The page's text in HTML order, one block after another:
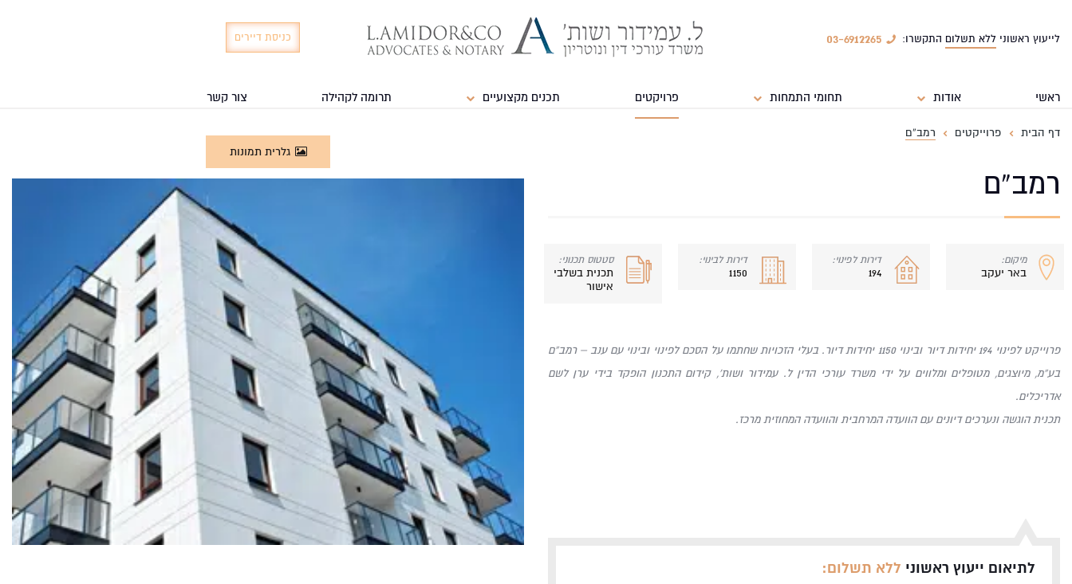
לייעוץ ראשוני ללא תשלום התקשרו: 03-6912265 כניסת דיירים
ראשי אודות תחומי התמחות פרויקטים תכנים מקצועיים תרומה לקהילה צור קשר
דף הבית פרוייקטים רמב”ם
רמב”ם
מיקום:
באר יעקב
דירות לפינוי:
194
דירות לבינוי:
1150
סטטוס תכנוני:
תכנית בשלבי
אישור
פרוייקט לפינוי 194 יחידות דיור ובינוי 1150 יחידות דיור. בעלי הזכויות שחתמו על הסכם לפינוי ובינוי עם ענב – רמב”ם
בע”מ, מיוצגים, מטופלים ומלווים על ידי משרד עורכי הדין ל. עמידור ושות’, קידום התכנון הופקד בידי ערן לשם
אדריכלים.
תכנית הוגשה ונערכים דיונים עם הוועדה המרחבית והוועדה המחוזית מרכז.
לתיאום ייעוץ ראשוני ללא תשלום:
גלרית תמונות